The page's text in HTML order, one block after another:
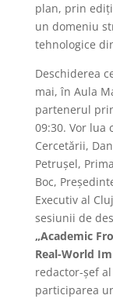
plan, prin
un domeniu
tehnologice
Deschiderea
mai, în Aula
partenerul
09:30. Vor lua
Cercetării,
Petrușel,
Boc,
Executiv al
sesiunii de
„Academic
Real-World
redactor-șef
participarea